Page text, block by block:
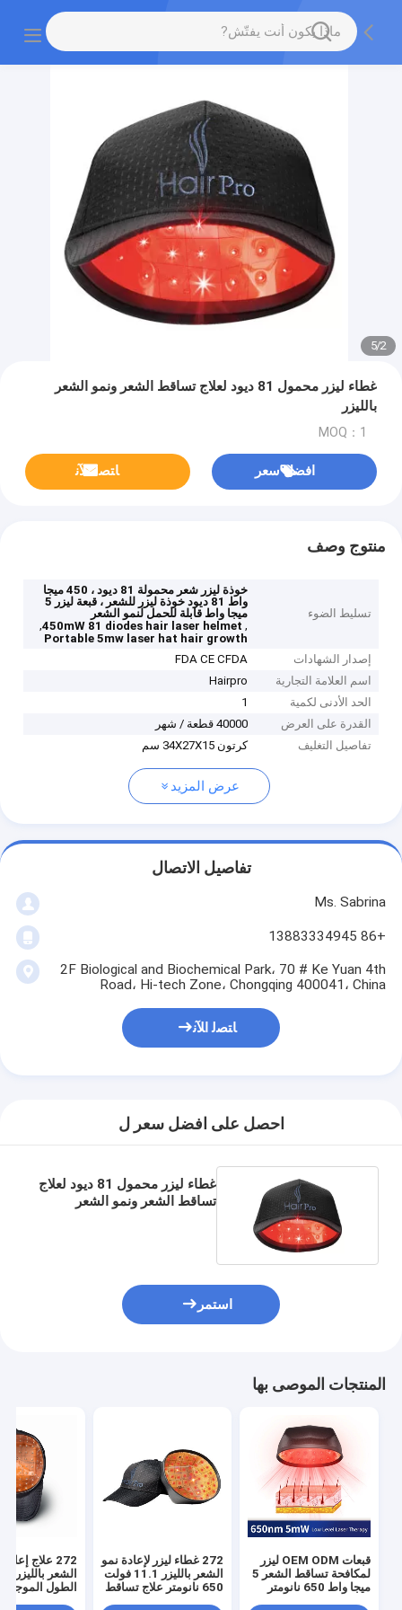
2
/
5
غطاء ليزر محمول 81 ديود لعلاج تساقط الشعر ونمو الشعر
بالليزر
MOQ：1
افضل سعر ﺎﺘﺼﻟ ﺍﻶﻧ
منتوج وصف
تسليط الضوء
خوذة ليزر شعر محمولة 81 ديود ، 450 ميجا
واط 81 ديود خوذة ليزر للشعر ، قبعة ليزر 5
ميجا واط قابلة للحمل لنمو الشعر
,
450mW 81 diodes hair laser helmet
,
Portable 5mw laser hat hair growth
إصدار الشهادات
FDA CE CFDA
اسم العلامة التجارية
Hairpro
الحد الأدنى لكمية
1
القدرة على العرض
40000 قطعة / شهر
تفاصيل التغليف
كرتون 34X27X15 سم
عرض المزيد
تفاصيل الاتصال
Ms. Sabrina
+86 13883334945
2F Biological and Biochemical Park، 70 # Ke Yuan 4th
Road، Hi-tech Zone، Chongqing 400041، China
ﺎﺘﺼﻟ ﺍﻶﻧ
احصل على افضل سعر ل
غطاء ليزر محمول 81 ديود لعلاج
تساقط الشعر ونمو الشعر
استمر
المنتجات الموصى بها
قبعات OEM ODM ليزر
لمكافحة تساقط الشعر 5
ميجا واط 650 نانومتر
272 غطاء ليزر لإعادة نمو
الشعر بالليزر 11.1 فولت
650 نانومتر علاج تساقط
272 علاج
الطول الموجي